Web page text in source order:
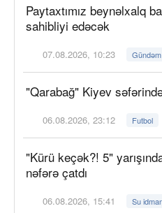
Paytaxtımız beynəlxalq
sahibliyi edəcək
07.08.2026, 10:23 Gündəm
"Qarabağ" Kiyev
06.08.2026, 23:12 Futbol
"Kürü keçək?! 5"
nəfərə çatdı
06.08.2026, 15:41 Su